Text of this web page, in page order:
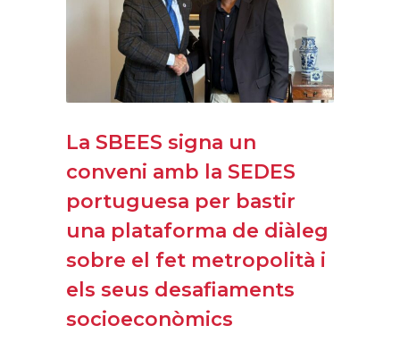
La SBEES signa un
conveni amb la SEDES
portuguesa per bastir
una plataforma de diàleg
sobre el fet metropolità i
els seus desafiaments
socioeconòmics